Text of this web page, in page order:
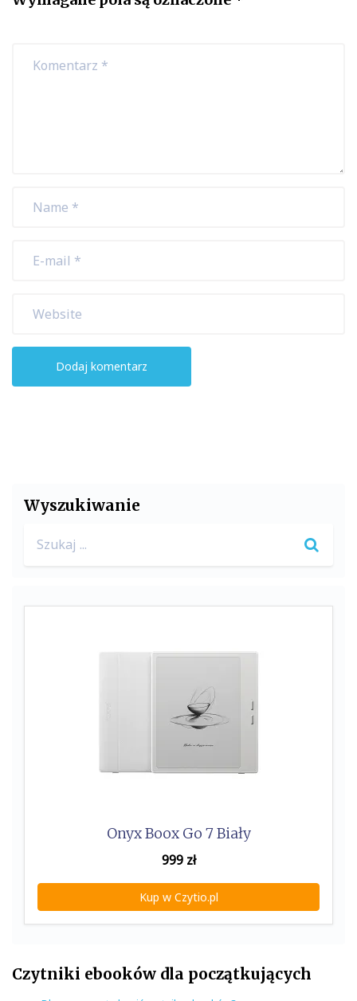
Wyszukiwanie
for:
Onyx Boox Go 7 Biały
999zł
Kup w Czytio.pl
Czytniki ebooków dla początkujących